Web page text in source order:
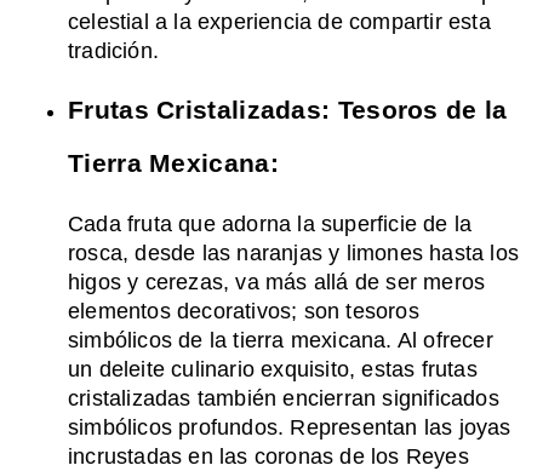
celestial a la experiencia de compartir esta
tradición.
Frutas Cristalizadas: Tesoros de la
Tierra Mexicana:
Cada fruta que adorna la superficie de la
rosca, desde las naranjas y limones hasta los
higos y cerezas, va más allá de ser meros
elementos decorativos; son tesoros
simbólicos de la tierra mexicana. Al ofrecer
un deleite culinario exquisito, estas frutas
cristalizadas también encierran significados
simbólicos profundos. Representan las joyas
incrustadas en las coronas de los Reyes